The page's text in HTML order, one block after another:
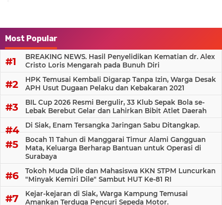
Most Popular
BREAKING NEWS. Hasil Penyelidikan Kematian dr. Alex
Cristo Loris Mengarah pada Bunuh Diri
HPK Temusai Kembali Digarap Tanpa Izin, Warga Desak
APH Usut Dugaan Pelaku dan Kebakaran 2021
BIL Cup 2026 Resmi Bergulir, 33 Klub Sepak Bola se-
Lebak Berebut Gelar dan Lahirkan Bibit Atlet Daerah
Di Siak, Enam Tersangka Jaringan Sabu Ditangkap.
Bocah 11 Tahun di Manggarai Timur Alami Gangguan
Mata, Keluarga Berharap Bantuan untuk Operasi di
Surabaya
Tokoh Muda Dile dan Mahasiswa KKN STPM Luncurkan
"Minyak Kemiri Dile" Sambut HUT Ke-81 RI
Kejar-kejaran di Siak, Warga Kampung Temusai
Amankan Terduga Pencuri Sepeda Motor.